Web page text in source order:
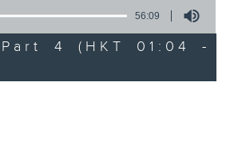
線女 主唱
0200
56:09
4 (HKT 01:04 -